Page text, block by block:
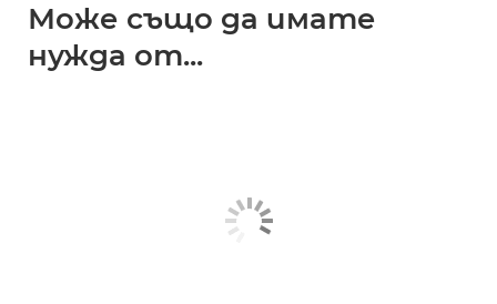
Може също да имате
нужда от...